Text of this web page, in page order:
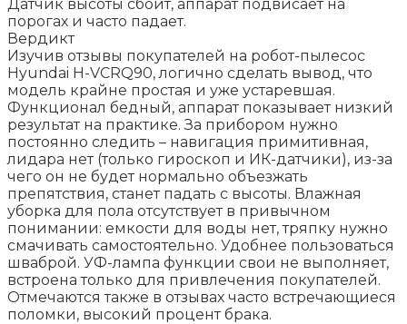
Датчик высоты сбоит, аппарат подвисает на
порогах и часто падает.
Вердикт
Изучив отзывы покупателей на робот-пылесос
Hyundai H-VCRQ90, логично сделать вывод, что
модель крайне простая и уже устаревшая.
Функционал бедный, аппарат показывает низкий
результат на практике. За прибором нужно
постоянно следить – навигация примитивная,
лидара нет (только гироскоп и ИК-датчики), из-за
чего он не будет нормально объезжать
препятствия, станет падать с высоты. Влажная
уборка для пола отсутствует в привычном
понимании: емкости для воды нет, тряпку нужно
смачивать самостоятельно. Удобнее пользоваться
шваброй. УФ-лампа функции свои не выполняет,
встроена только для привлечения покупателей.
Отмечаются также в отзывах часто встречающиеся
поломки, высокий процент брака.